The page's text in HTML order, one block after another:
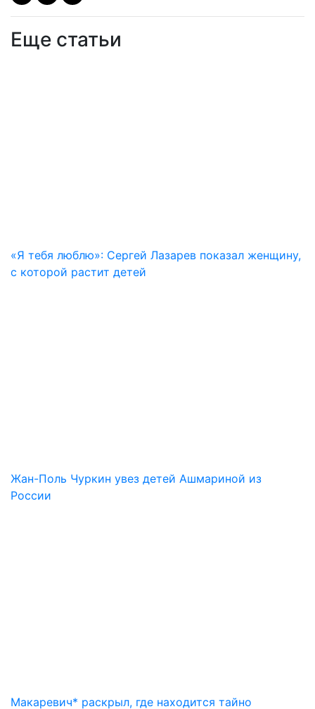
Еще статьи
«Я тебя люблю»: Сергей Лазарев показал женщину,
с которой растит детей
Жан-Поль Чуркин увез детей Ашмариной из
России
Макаревич* раскрыл, где находится тайно